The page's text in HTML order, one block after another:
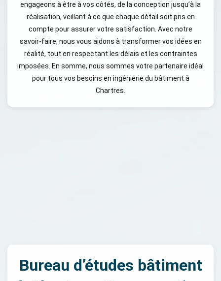
engageons à être à vos côtés, de la conception jusqu’à la
réalisation, veillant à ce que chaque détail soit pris en
compte pour assurer votre satisfaction. Avec notre
savoir-faire, nous vous aidons à transformer vos idées en
réalité, tout en respectant les délais et les contraintes
imposées. En somme, nous sommes votre partenaire idéal
pour tous vos besoins en ingénierie du bâtiment à
Chartres.
Bureau d’études bâtiment